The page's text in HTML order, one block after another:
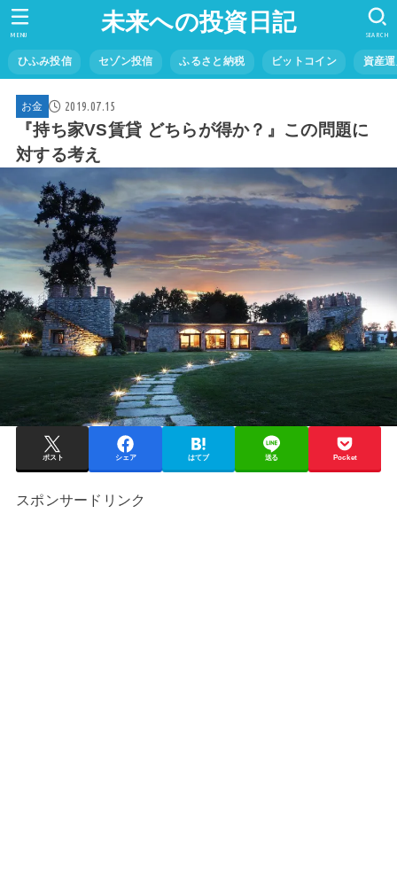
未来への投資日記
ひふみ投信 セゾン投信 ふるさと納税 ビットコイン 資産
SEARCH
MENU
お金 2019.07.15
『持ち家VS賃貸 どちらが得か？』この問題に
対する考え
ポスト シェア はてブ 送る Pocket
スポンサードリンク